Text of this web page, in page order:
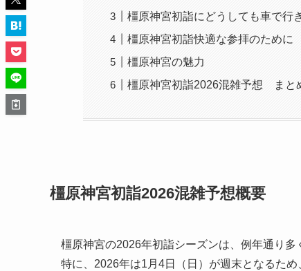
橿原神宮初詣にどうしても車で行
橿原神宮初詣快適な参拝のために
橿原神宮の魅力
橿原神宮初詣2026混雑予想 まと
橿原神宮初詣2026混雑予想概要
橿原神宮の2026年初詣シーズンは、例年通り多
特に、2026年は1月4日（日）が週末となるため